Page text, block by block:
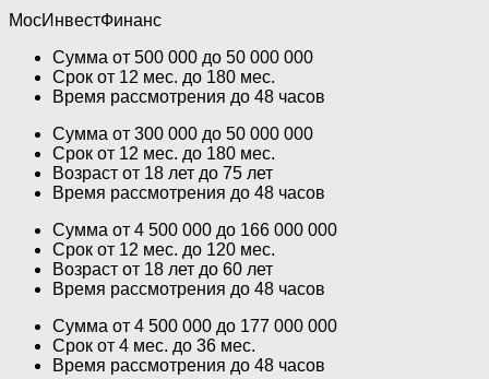
МосИнвестФинанс
Сумма от 500 000 до 50 000 000
Срок от 12 мес. до 180 мес.
Время рассмотрения до 48 часов
Сумма от 300 000 до 50 000 000
Срок от 12 мес. до 180 мес.
Возраст от 18 лет до 75 лет
Время рассмотрения до 48 часов
Сумма от 4 500 000 до 166 000 000
Срок от 12 мес. до 120 мес.
Возраст от 18 лет до 60 лет
Время рассмотрения до 48 часов
Сумма от 4 500 000 до 177 000 000
Срок от 4 мес. до 36 мес.
Время рассмотрения до 48 часов